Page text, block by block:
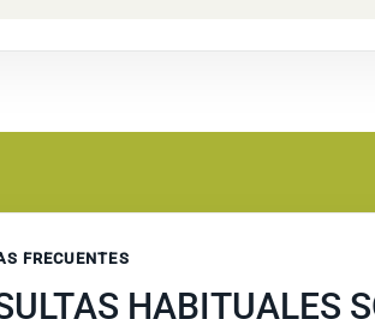
FRECUENTES
HABITUALES